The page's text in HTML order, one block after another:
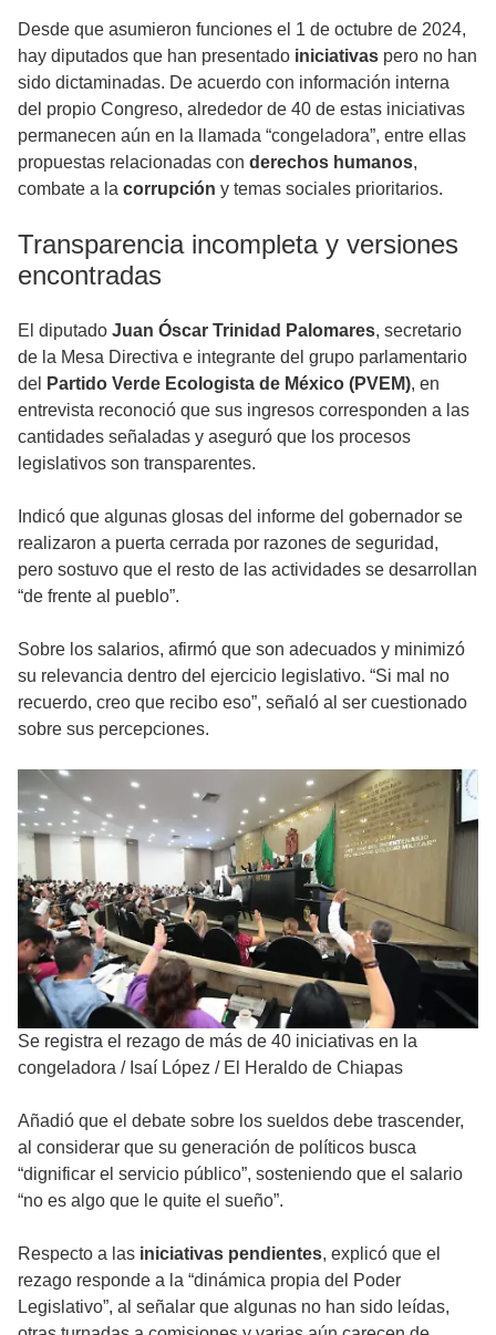
Desde que asumieron funciones el 1 de octubre de 2024,
hay diputados que han presentado iniciativas pero no han
sido dictaminadas. De acuerdo con información interna
del propio Congreso, alrededor de 40 de estas iniciativas
permanecen aún en la llamada “congeladora”, entre ellas
propuestas relacionadas con derechos humanos,
combate a la corrupción y temas sociales prioritarios.
Transparencia incompleta y versiones
encontradas
El diputado Juan Óscar Trinidad Palomares, secretario
de la Mesa Directiva e integrante del grupo parlamentario
del
Partido Verde Ecologista de México (PVEM), en
entrevista reconoció que sus ingresos corresponden a las
cantidades señaladas y aseguró que los procesos
legislativos son transparentes.
Indicó que algunas glosas del informe del gobernador se
realizaron a puerta cerrada por razones de seguridad,
pero sostuvo que el resto de las actividades se desarrollan
“de frente al pueblo”.
Sobre los salarios, afirmó que son adecuados y minimizó
su relevancia dentro del ejercicio legislativo. “Si mal no
recuerdo, creo que recibo eso”, señaló al ser cuestionado
sobre sus percepciones.
Se registra el rezago de más de 40 iniciativas en la
congeladora / Isaí López / El Heraldo de Chiapas
Añadió que el debate sobre los sueldos debe trascender,
al considerar que su generación de políticos busca
“dignificar el servicio público”, sosteniendo que el salario
“no es algo que le quite el sueño”.
Respecto a las iniciativas pendientes, explicó que el
rezago responde a la “dinámica propia del Poder
Legislativo”, al señalar que algunas no han sido leídas,